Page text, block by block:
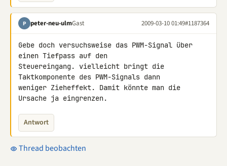
P peter-neu-ulmGast 2009-03-10 01:49#1187364
Gebe doch versuchsweise das PWM-Signal über
einen Tiefpass auf den
Steuereingang. vielleicht bringt die
Taktkomponente des PWM-Signals dann
weniger Zieheffekt. Damit könnte man die
Ursache ja eingrenzen.
Antwort
Thread beobachten